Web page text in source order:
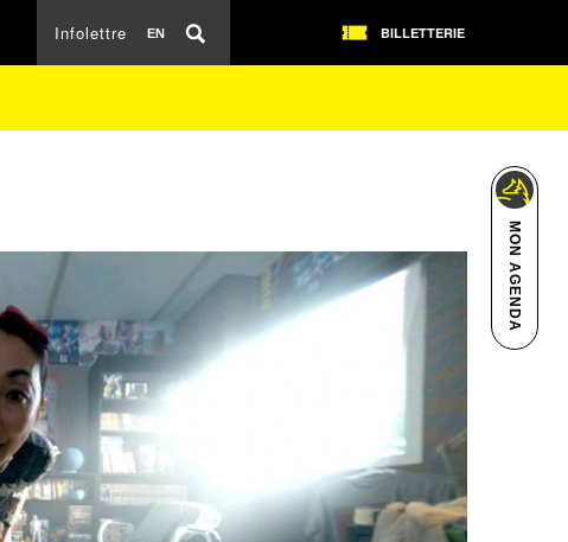
EN
Infolettre BILLETTERIE
MON AGENDA